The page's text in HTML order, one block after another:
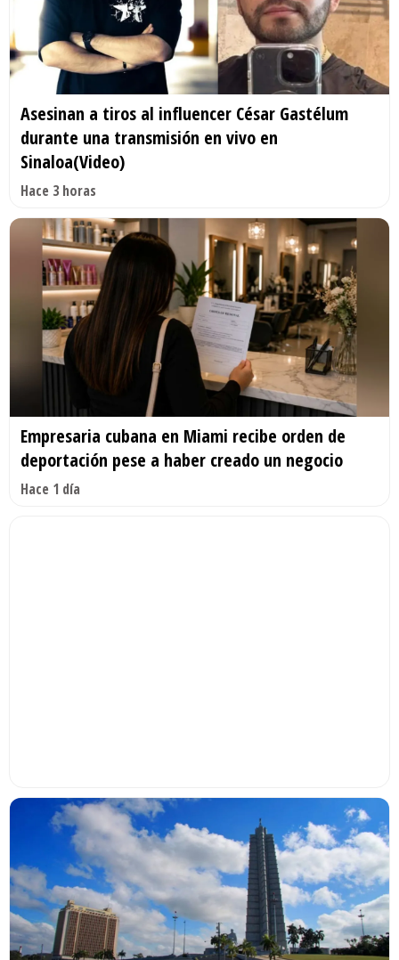
Asesinan a tiros al influencer César Gastélum
durante una transmisión en vivo en
Sinaloa(Video)
Hace 3 horas
Empresaria cubana en Miami recibe orden de
deportación pese a haber creado un negocio
Hace 1 día